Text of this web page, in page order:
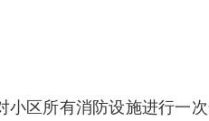
区所有消防设施进行一